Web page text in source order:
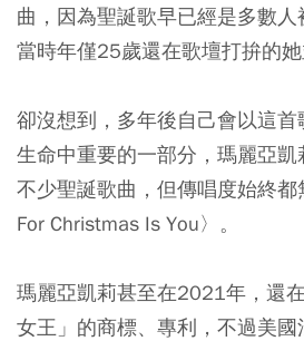
曲，因為聖誕歌早已經是多數人
當時年僅25歲還在歌壇打拚的她
卻沒想到，多年後自己會以這
生命中重要的一部分，瑪麗亞
不少聖誕歌曲，但傳唱度始終都
For Christmas Is You〉。
瑪麗亞凱莉甚至在2021年，還
女王」的商標、專利，不過美